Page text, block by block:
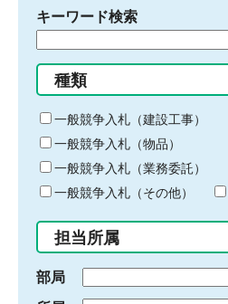
キーワード検索
る
キ
ー
ワ
ー
ド
入
力
種類
一般競争入札（建設工事）
一般競争入札（物品）
一般競争入札（業務委託）
一般競争入札（その他）
担当所属
部局